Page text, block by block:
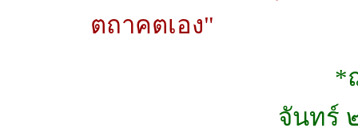
ตถาคตเอง"
*
จันทร์